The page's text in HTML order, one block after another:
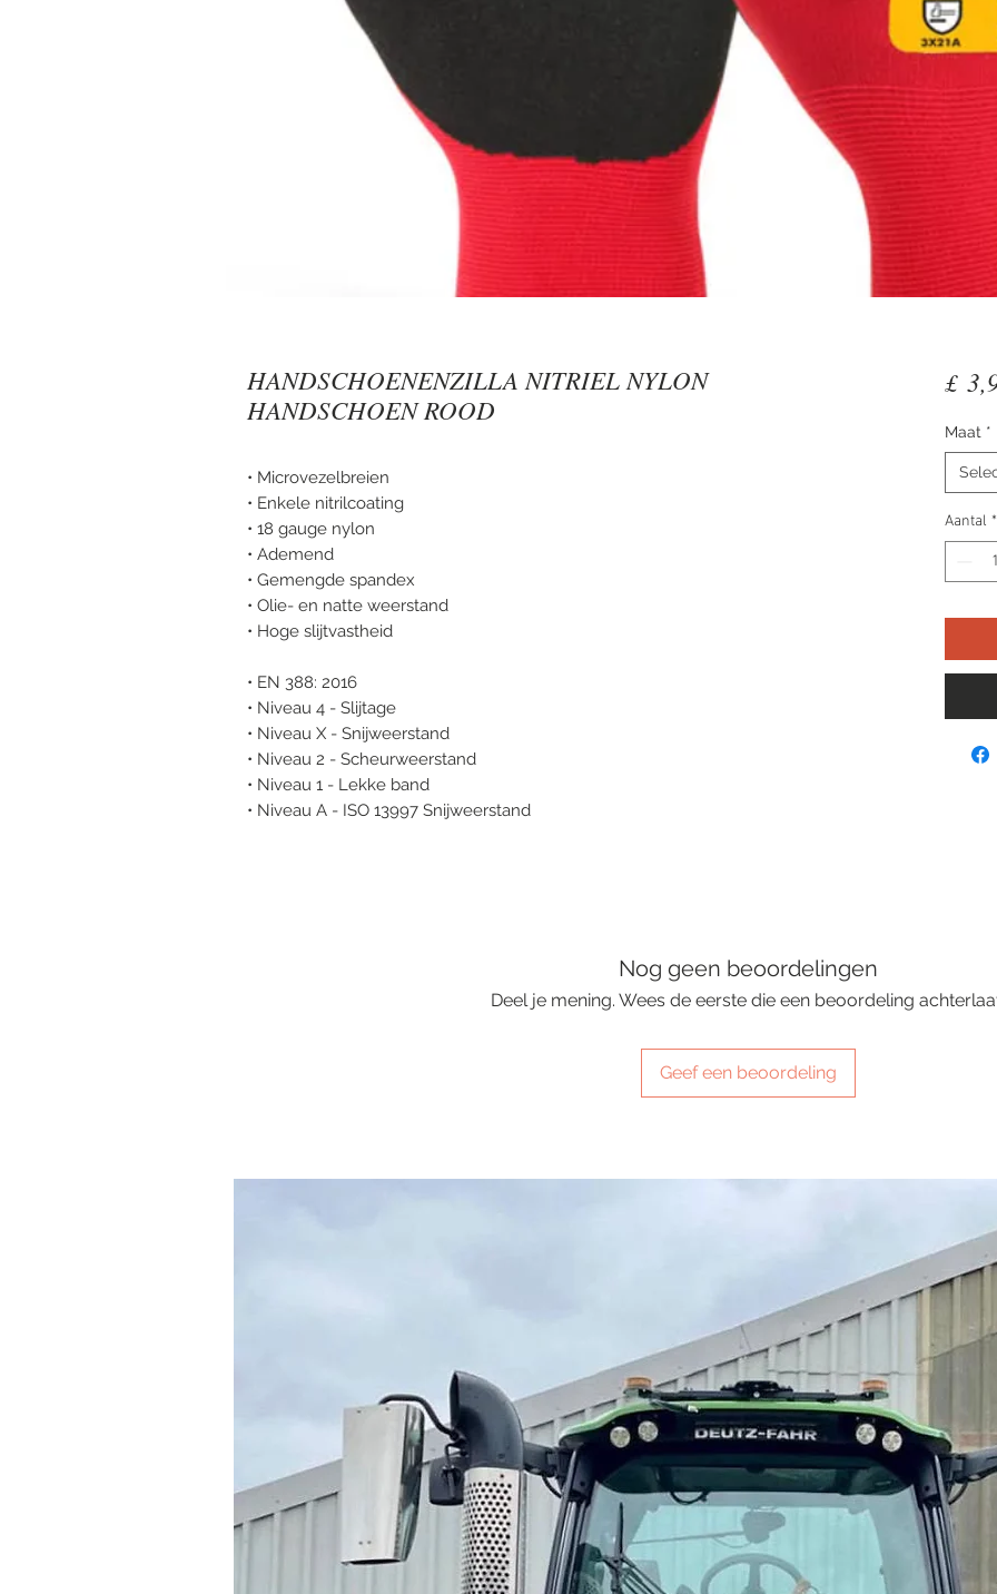
HANDSCHOENENZILLA NITRIEL NYLON
HANDSCHOEN ROOD
• Microvezelbreien
• Enkele nitrilcoating
• 18 gauge nylon
• Ademend
• Gemengde spandex
• Olie- en natte weerstand
• Hoge slijtvastheid
• EN 388: 2016
• Niveau 4 - Slijtage
• Niveau X - Snijweerstand
• Niveau 2 - Scheurweerstand
• Niveau 1 - Lekke band
• Niveau A - ISO 13997 Snijweerstand
£
Maat *
Aantal *
Nog geen beoordelingen
Deel je mening. Wees de eerste die een beoordeling
Geef een beoordeling